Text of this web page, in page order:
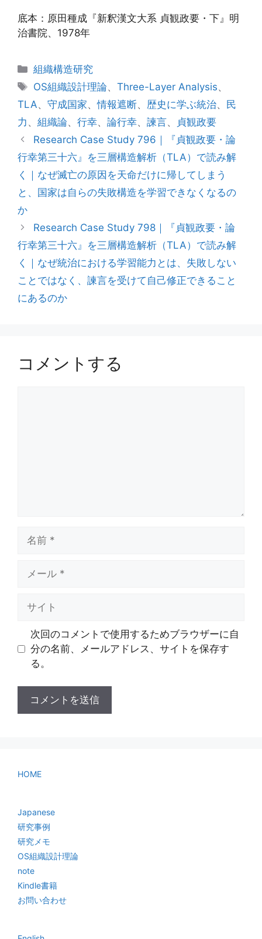
底本：原田種成『新釈漢文大系 貞観政要・下』明
治書院、1978年
カ
テ
リ
ー
組織構造研究
タ
グ
OS組織設計理論、Three-Layer Analysis、
TLA、 守成国家、情報遮断、 歴史に学ぶ統治、 民
力 、 組織論、 行幸、 論行幸、 諫言、
貞観政要
Research Case Study 796｜『貞観政要・論
行幸第三十六』を三層構造解析（TLA）で読み解
く｜なぜ滅亡の原因を天命だけに帰してしまう
と、国家は自らの失敗構造を学習できなくなるの
か
Research Case Study 798｜『貞観政要・論
行幸第三十六』を三層構造解析（TLA）で読み解
く｜なぜ統治における学習能力とは、失敗しない
ことではなく、諫言を受けて自己修正できること
にあるのか
コメントする
次回のコメントで使用するためブラウザーに自
分の名前、メールアドレス、サイトを保存す
る。
HOME
Japanese
研究事例
研究メモ
OS組織設計理論
note
Kindle書籍
お問い合わせ